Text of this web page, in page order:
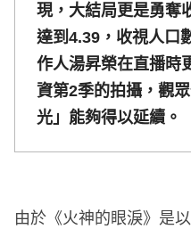
現，大結局更是勇奪
達到4.39，收視人口
作人湯昇榮在直播時
資第2季的拍攝，觀
光」能夠得以延續。
由於《火神的眼淚》是